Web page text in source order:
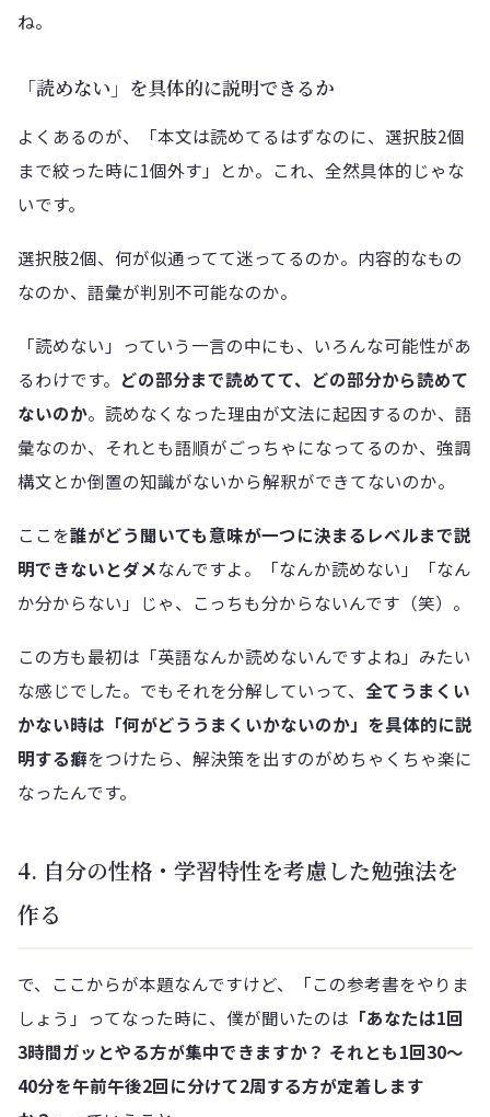
ね。
「読めない」を具体的に説明できるか
よくあるのが、「本文は読めてるはずなのに、選択肢2個
まで絞った時に1個外す」とか。これ、全然具体的じゃな
いです。
選択肢2個、何が似通ってて迷ってるのか。内容的なもの
なのか、語彙が判別不可能なのか。
「読めない」っていう一言の中にも、いろんな可能性があ
るわけです。 どの部分まで読めてて、どの部分から読めて
ないのか。読めなくなった理由が文法に起因するのか、語
彙なのか、それとも語順がごっちゃになってるのか、強調
構文とか倒置の知識がないから解釈ができてないのか。
ここを誰がどう聞いても意味が一つに決まるレベルまで説
明できないとダメなんですよ。「なんか読めない」「なん
か分からない」じゃ、こっちも分からないんです（笑）。
この方も最初は「英語なんか読めないんですよね」みたい
な感じでした。でもそれを分解していって、 全てうまくい
かない時は「何がどううまくいかないのか」を具体的に説
明する癖をつけたら、解決策を出すのがめちゃくちゃ楽に
なったんです。
4. 自分の性格・学習特性を考慮した勉強法を
作る
で、ここからが本題なんですけど、「この参考書をやりま
しょう」ってなった時に、僕が聞いたのは 「あなたは1回
3時間ガッとやる方が集中できますか？ それとも1回30〜
40分を午前午後2回に分けて2周する方が定着します